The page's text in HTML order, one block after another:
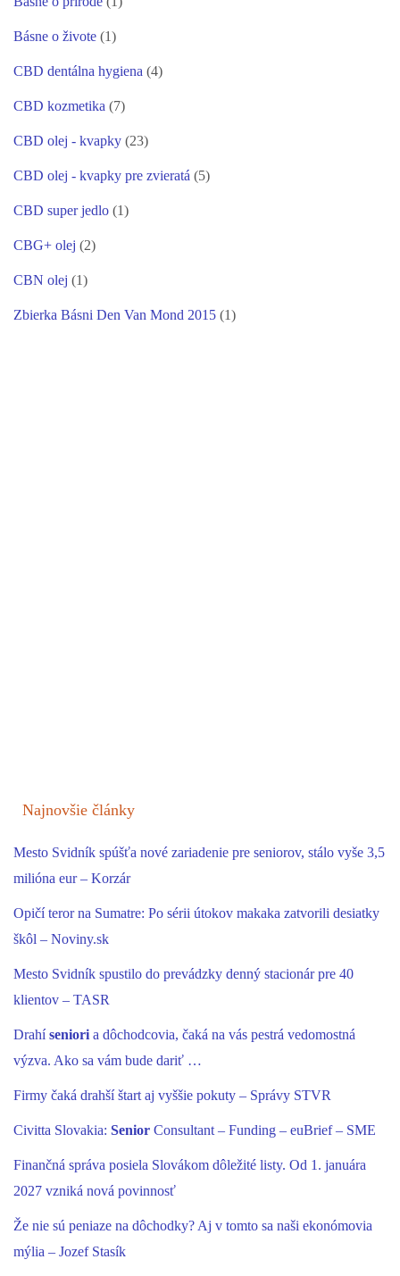
Básne o živote (1)
CBD dentálna hygiena (4)
CBD kozmetika (7)
CBD olej - kvapky (23)
CBD olej - kvapky pre zvieratá (5)
CBD super jedlo (1)
CBG+ olej (2)
CBN olej (1)
Zbierka Básni Den Van Mond 2015 (1)
Najnovšie články
Mesto Svidník spúšťa nové zariadenie pre seniorov, stálo vyše 3,5
milióna eur – Korzár
Opičí teror na Sumatre: Po sérii útokov makaka zatvorili desiatky
škôl – Noviny.sk
Mesto Svidník spustilo do prevádzky denný stacionár pre 40
klientov – TASR
Drahísenioria dôchodcovia, čaká na vás pestrá vedomostná
výzva. Ako sa vám bude dariť …
Firmy čaká drahší štart aj vyššie pokuty – Správy STVR
Civitta Slovakia: Senior Consultant – Funding – euBrief – SME
Finančná správa posiela Slovákom dôležité listy. Od 1. januára
2027 vzniká nová povinnosť
Že nie sú peniaze na dôchodky? Aj v tomto sa naši ekonómovia
mýlia – Jozef Stasík